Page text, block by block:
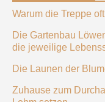
Warum die Treppe
Die Gartenbau
die jeweilige
Die Launen der
Zuhause zum